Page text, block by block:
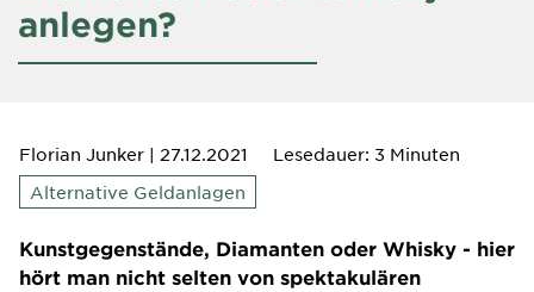
anlegen?
Florian Junker | 27.12.2021
Lesedauer: 3 Minuten
Alternative Geldanlagen
Kunstgegenstände, Diamanten oder Whisky - hier
hört man nicht selten von spektakulären